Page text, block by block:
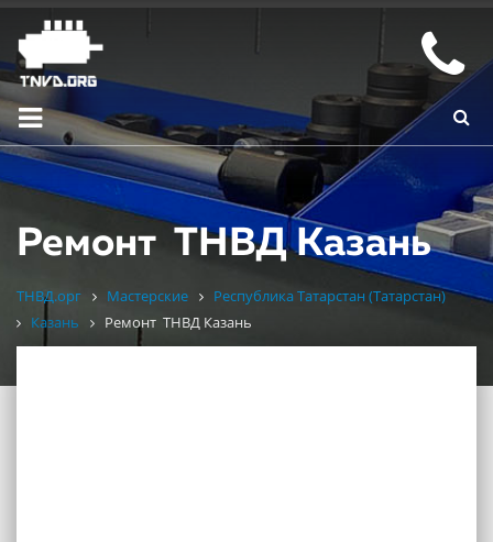
Ремонт ТНВД Казань
ТНВД.орг Мастерские
Республика Татарстан (Татарстан)
Казань
Ремонт ТНВД Казань